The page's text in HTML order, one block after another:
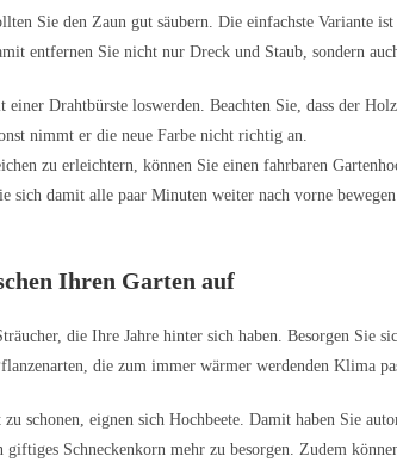
Sie den Zaun gut säubern. Die einfachste Variante
entfernen Sie nicht nur Dreck und Staub, sondern
Drahtbürste loswerden. Beachten Sie, dass der
nimmt er die neue Farbe nicht richtig an.
zu erleichtern, können Sie einen fahrbaren
sich damit alle paar Minuten weiter nach vorne
Ihren Garten auf
die Ihre Jahre hinter sich haben. Besorgen Sie
die zum immer wärmer werdenden Klima
schonen, eignen sich Hochbeete. Damit haben Sie
giftiges Schneckenkorn mehr zu besorgen. Zudem